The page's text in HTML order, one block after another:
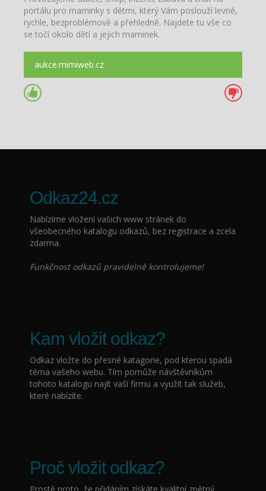
portálu pro maminky s dětmi, který Vám poslouží levně,
rychle, bezproblémově a přehledně. Najdete tu vše co
se točí okolo dětí a jejich maminek.
aukce.mimiweb.cz
Odkaz24.cz
Nabízíme vložení vašich www stránek do
všeobecného katalogu odkazů, bez registrace a zcela
zdarma.
Funkčnost odkazů pravidelně kontrolujeme!
Kam vložit odkaz?
Odkaz vložte do přesné katagorie, pod kterou spadá
téma vašeho webu. Tím pomůže návštěvníkům
tohoto katalogu najít vaší firmu a využít tak služeb,
které nabízíte.
Proč vložit odkaz?